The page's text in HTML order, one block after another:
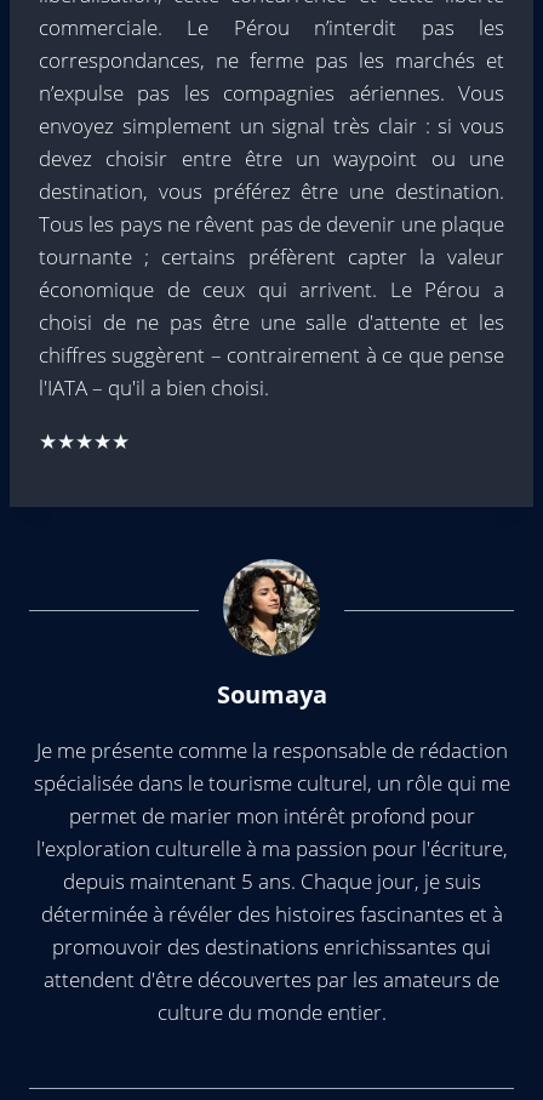
commerciale. Le Pérou n’interdit pas les
correspondances, ne ferme pas les marchés et
n’expulse pas les compagnies aériennes. Vous
envoyez simplement un signal très clair : si vous
devez choisir entre être un waypoint ou une
destination, vous préférez être une destination.
Tous les pays ne rêvent pas de devenir une plaque
tournante ; certains préfèrent capter la valeur
économique de ceux qui arrivent. Le Pérou a
choisi de ne pas être une salle d'attente et les
chiffres suggèrent – contrairement à ce que pense
l'IATA – qu'il a bien choisi.
★★★★★
Soumaya
Je me présente comme la responsable de rédaction
spécialisée dans le tourisme culturel, un rôle qui me
permet de marier mon intérêt profond pour
l'exploration culturelle à ma passion pour l'écriture,
depuis maintenant 5 ans. Chaque jour, je suis
déterminée à révéler des histoires fascinantes et à
promouvoir des destinations enrichissantes qui
attendent d'être découvertes par les amateurs de
culture du monde entier.